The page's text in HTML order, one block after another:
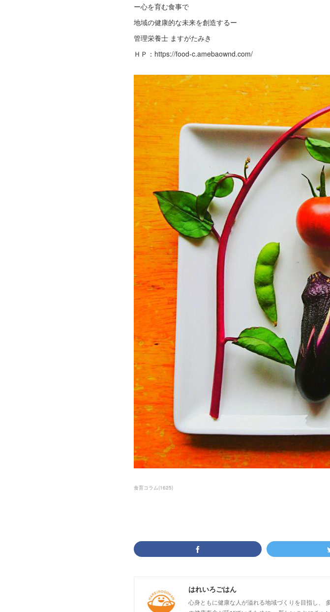
ー心を育む食事で
地域の健康的な未来を創造するー
管理栄養士 ますがたみき
ＨＰ：https://food-c.amebaownd.com/
食育コラム(1625)
はれいろごはん
心身ともに健康な人が溢れる地域づくりを目指し、